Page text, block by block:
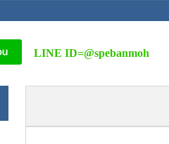
LINE ID=@spebanmoh